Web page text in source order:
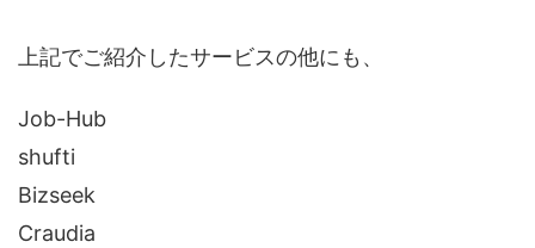
上記でご紹介したサービスの他にも、
Job-Hub
shufti
Bizseek
Craudia